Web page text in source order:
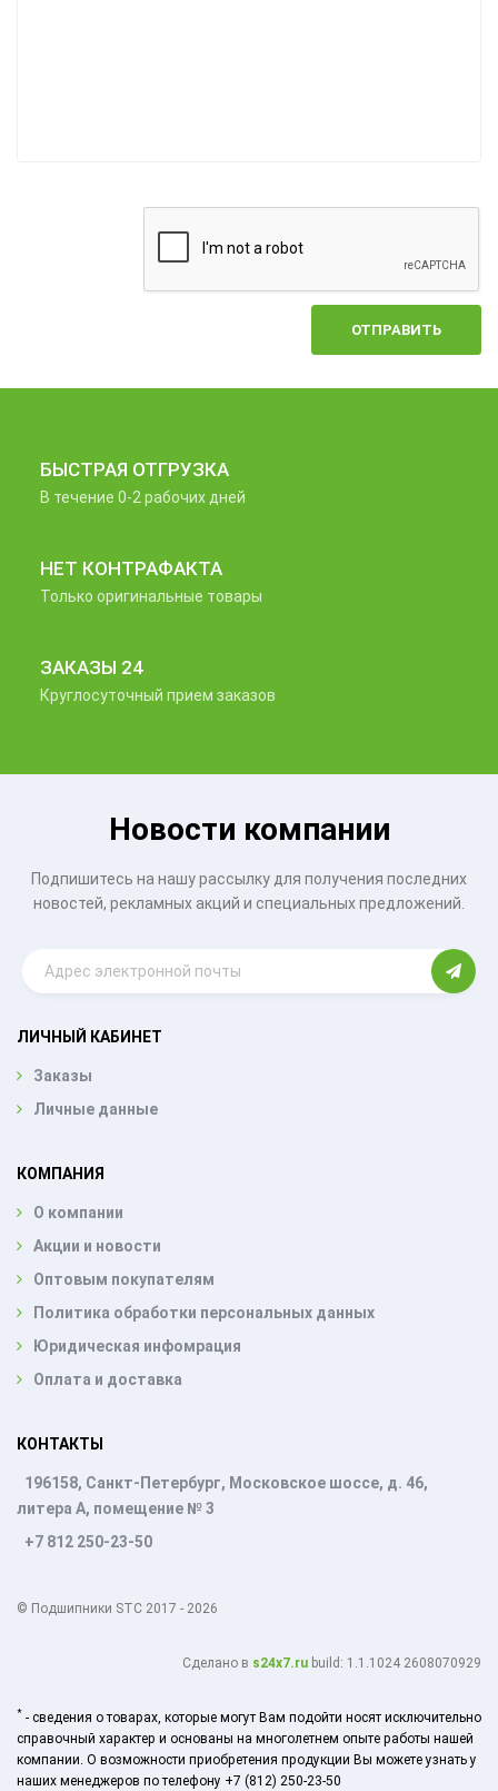
ОТПРАВИТЬ
БЫСТРАЯ ОТГРУЗКА
В течение 0-2 рабочих дней
НЕТ КОНТРАФАКТА
Только оригинальные товары
ЗАКАЗЫ 24
Круглосуточный прием заказов
Новости компании
Подпишитесь на нашу рассылку для получения последних
новостей, рекламных акций и специальных предложений.
ЛИЧНЫЙ КАБИНЕТ
Заказы
Личные данные
КОМПАНИЯ
О компании
Акции и новости
Оптовым покупателям
Политика обработки персональных данных
Юридическая инфомрация
Оплата и доставка
КОНТАКТЫ
196158, Санкт-Петербург, Московское шоссе, д. 46,
литера А, помещение № 3
+7 812 250-23-50
© Подшипники STC 2017 - 2026
Cделано в s24x7.ru build: 1.1.1024 2608070929
* - сведения о товарах, которые могут Вам подойти носят исключительно
справочный характер и основаны на многолетнем опыте работы нашей
компании. О возможности приобретения продукции Вы можете узнать у
наших менеджеров по телефону +7 (812) 250-23-50